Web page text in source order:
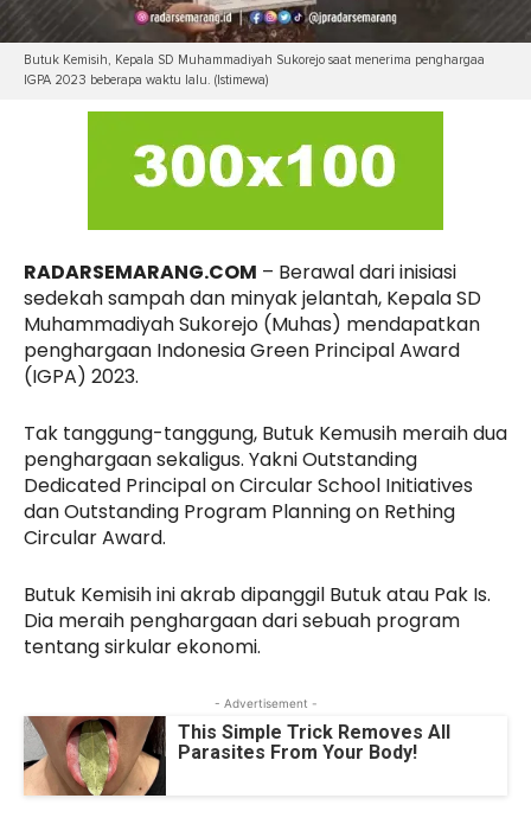
Butuk Kemisih, Kepala SD Muhammadiyah Sukorejo saat menerima penghargaa
IGPA 2023 beberapa waktu lalu. (Istimewa)
RADARSEMARANG.COM – Berawal dari inisiasi
sedekah sampah dan minyak jelantah, Kepala SD
Muhammadiyah Sukorejo (Muhas) mendapatkan
penghargaan Indonesia Green Principal Award
(IGPA) 2023.
Tak tanggung-tanggung, Butuk Kemusih meraih dua
penghargaan sekaligus. Yakni Outstanding
Dedicated Principal on Circular School Initiatives
dan Outstanding Program Planning on Rething
Circular Award.
Butuk Kemisih ini akrab dipanggil Butuk atau Pak Is.
Dia meraih penghargaan dari sebuah program
tentang sirkular ekonomi.
- Advertisement -
This Simple Trick Removes All
Parasites From Your Body!